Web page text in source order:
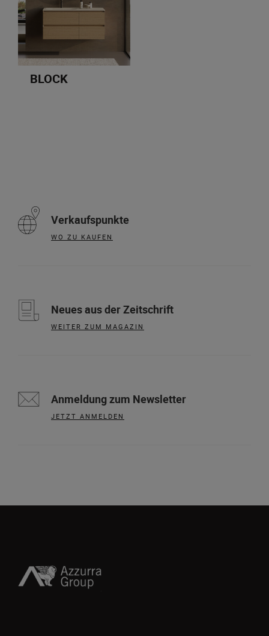
BLOCK
Verkaufspunkte
WO ZU KAUFEN
Neues aus der Zeitschrift
WEITER ZUM MAGAZIN
Anmeldung zum Newsletter
JETZT ANMELDEN